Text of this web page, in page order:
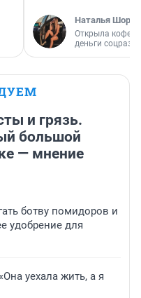
Наталья
Открыла
деньги
и грязь.
большой
— мнение
ботву помидоров и
удобрение для
уехала жить, а я